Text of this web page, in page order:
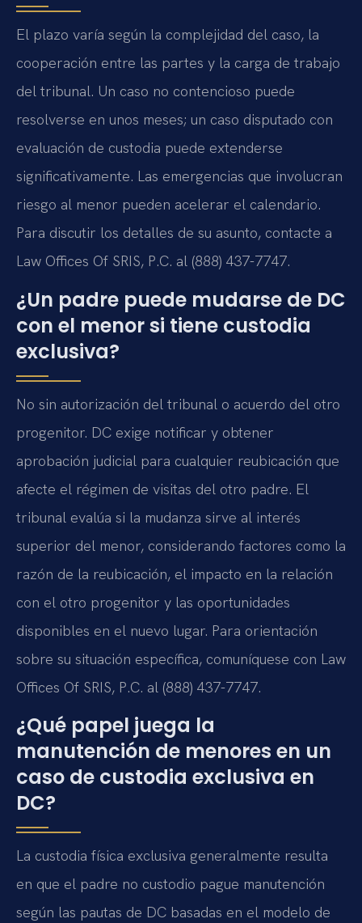
El plazo varía según la complejidad del caso, la
cooperación entre las partes y la carga de trabajo
del tribunal. Un caso no contencioso puede
resolverse en unos meses; un caso disputado con
evaluación de custodia puede extenderse
significativamente. Las emergencias que involucran
riesgo al menor pueden acelerar el calendario.
Para discutir los detalles de su asunto, contacte a
Law Offices Of SRIS, P.C. al (888) 437-7747.
¿Un padre puede mudarse de DC
con el menor si tiene custodia
exclusiva?
No sin autorización del tribunal o acuerdo del otro
progenitor. DC exige notificar y obtener
aprobación judicial para cualquier reubicación que
afecte el régimen de visitas del otro padre. El
tribunal evalúa si la mudanza sirve al interés
superior del menor, considerando factores como la
razón de la reubicación, el impacto en la relación
con el otro progenitor y las oportunidades
disponibles en el nuevo lugar. Para orientación
sobre su situación específica, comuníquese con Law
Offices Of SRIS, P.C. al (888) 437-7747.
¿Qué papel juega la
manutención de menores en un
caso de custodia exclusiva en
DC?
La custodia física exclusiva generalmente resulta
en que el padre no custodio pague manutención
según las pautas de DC basadas en el modelo de